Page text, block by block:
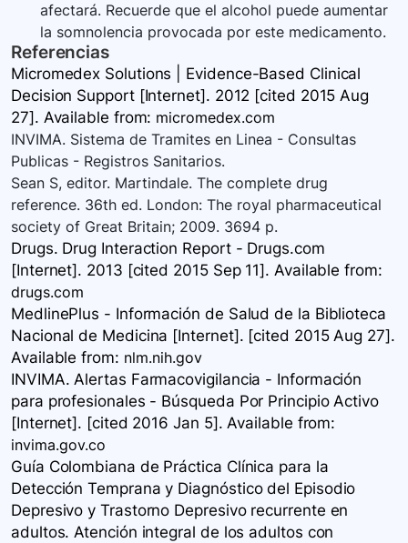
afectará. Recuerde que el alcohol puede aumentar
la somnolencia provocada por este medicamento.
Referencias
Micromedex Solutions | Evidence-Based Clinical
Decision Support [Internet]. 2012 [cited 2015 Aug
27]. Available from: micromedex.com
INVIMA. Sistema de Tramites en Linea - Consultas
Publicas - Registros Sanitarios.
Sean S, editor. Martindale. The complete drug
reference. 36th ed. London: The royal pharmaceutical
society of Great Britain; 2009. 3694 p.
Drugs. Drug Interaction Report - Drugs.com
[Internet]. 2013 [cited 2015 Sep 11]. Available from:
drugs.com
MedlinePlus - Información de Salud de la Biblioteca
Nacional de Medicina [Internet]. [cited 2015 Aug 27].
Available from: nlm.nih.gov
INVIMA. Alertas Farmacovigilancia - Información
para profesionales - Búsqueda Por Principio Activo
[Internet]. [cited 2016 Jan 5]. Available from:
invima.gov.co
Guía Colombiana de Práctica Clínica para la
Detección Temprana y Diagnóstico del Episodio
Depresivo y Trastorno Depresivo recurrente en
adultos. Atención integral de los adultos con